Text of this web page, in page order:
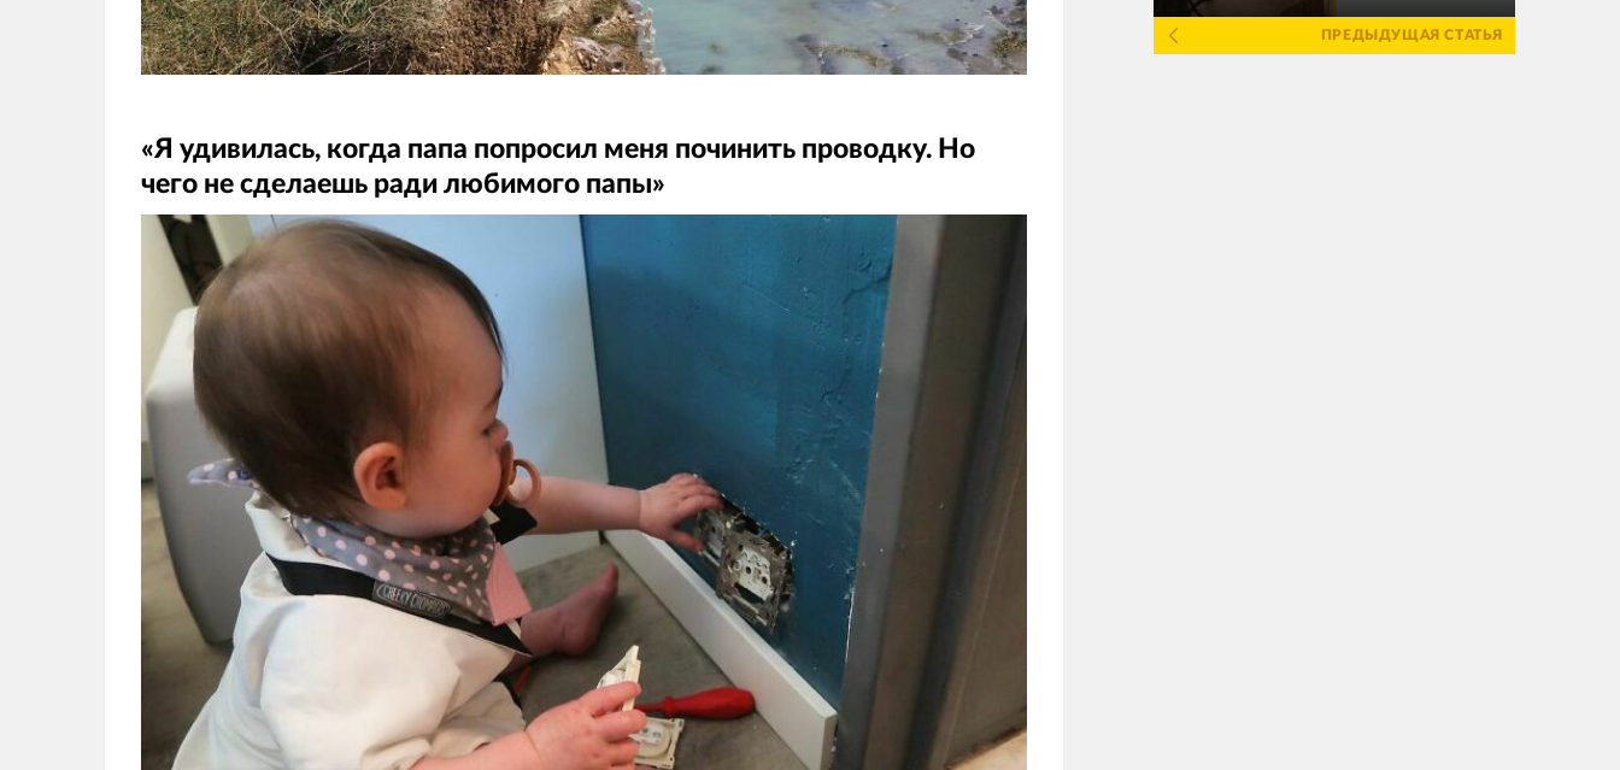
«Я удивилась, когда папа попросил меня починить проводку. Но
чего не сделаешь ради любимого папы»
ПРЕДЫДУЩАЯ СТАТЬЯ